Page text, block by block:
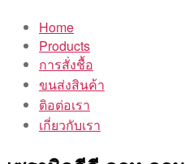
Home
Products
การสั่งชื้อ
ขนส่งสินค้า
ติอต่อเรา
เกี่ยวกับเรา